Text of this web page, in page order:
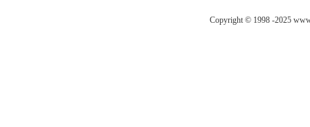
Copyright © 1998 -2025